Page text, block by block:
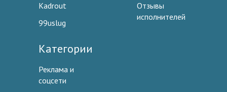
Kadrout
99uslug
Отзывы
исполнителей
Категории
Реклама и
соцсети